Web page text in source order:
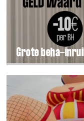
Grote beha-